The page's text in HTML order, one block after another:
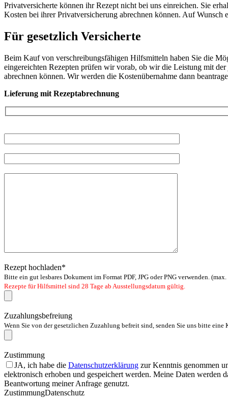
Privatversicherte können ihr Rezept nicht bei uns einreichen. Sie
Kosten bei ihrer Privatversicherung abrechnen können. Auf Wunsch
Für gesetzlich Versicherte
Beim Kauf von verschreibungsfähigen Hilfsmitteln haben Sie die
eingereichten Rezepten prüfen wir vorab, ob wir die Leistung mit
abrechnen können. Wir werden die Kostenübernahme dann
Lieferung mit Rezeptabrechnung
Rezept hochladen*
Bitte ein gut lesbares Dokument im Format PDF, JPG oder PNG verwenden.
Rezepte für Hilfsmittel sind 28 Tage ab Ausstellungsdatum gültig.
Zuzahlungsbefreiung
Wenn Sie von der gesetzlichen Zuzahlung befreit sind, senden Sie uns bitte eine
Zustimmung
JA, ich habe die Datenschutzerklärung zur Kenntnis genommen
elektronisch erhoben und gespeichert werden. Meine Daten werden
Beantwortung meiner Anfrage genutzt.
ZustimmungDatenschutz